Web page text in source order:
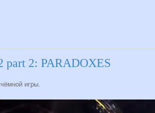
part 2: PARADOXES
игры.